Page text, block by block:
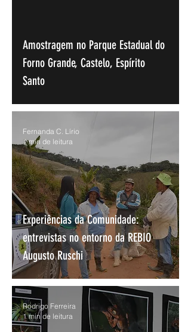
Arquivo
Amostragem no Parque Estadual do
Forno Grande, Castelo, Espírito
Santo
Experiências da Comunidade:
entrevistas no entorno da REBIO
Augusto Ruschi
Fernanda C. Lírio
1 min de leitura
Rodrigo Ferreira
1 min de leitura